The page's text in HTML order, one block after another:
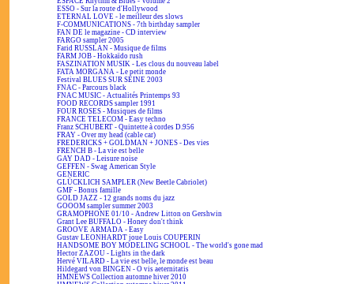
ESSO - Sur la route d'Hollywood
ETERNAL LOVE - le meilleur des slows
F-COMMUNICATIONS - 7th birthday sampler
FAN DE le magazine - CD interview
FARGO sampler 2005
Farid RUSSLAN - Musique de films
FARM JOB - Hokkaïdo rush
FASZINATION MUSIK - Les clous du nouveau label
FATA MORGANA - Le petit monde
Festival BLUES SUR SEINE 2003
FNAC - Parcours black
FNAC MUSIC - Actualités Printemps 93
FOOD RECORDS sampler 1991
FOUR ROSES - Musiques de films
FRANCE TELECOM - Easy techno
Franz SCHUBERT - Quintette à cordes D.956
FRAY - Over my head (cable car)
FREDERICKS + GOLDMAN + JONES - Des vies
FRENCH B - La vie est belle
GAY DAD - Leisure noise
GEFFEN - Swag American Style
GENERIC
GLÜCKLICH SAMPLER (New Beetle Cabriolet)
GMF - Bonus famille
GOLD JAZZ - 12 grands noms du jazz
GOOOM sampler summer 2003
GRAMOPHONE 01/10 - Andrew Litton on Gershwin
Grant Lee BUFFALO - Honey don't think
GROOVE ARMADA - Easy
Gustav LEONHARDT joue Louis COUPERIN
HANDSOME BOY MODELING SCHOOL - The world's gone mad
Hector ZAZOU - Lights in the dark
Hervé VILARD - La vie est belle, le monde est beau
Hildegard von BINGEN - O vis aeternitatis
HMNEWS Collection automne hiver 2010